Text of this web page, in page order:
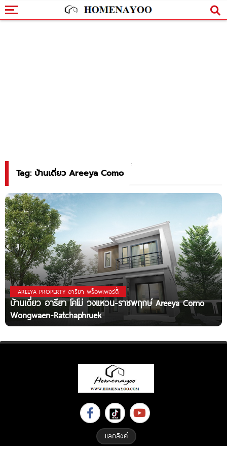
Tag: บ้านเดี่ยว Areeya Como
AREEYA PROPERTY อารียา พร็อพเพอร์ตี้
บ้านเดี่ยว อารียา โคโม่ วงแหวน-ราชพฤกษ์ Areeya Como
Wongwaen-Ratchaphruek
แลกลิงค์